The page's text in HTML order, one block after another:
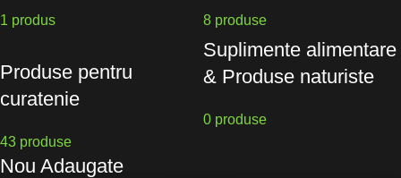
1 produs 8 produse
Produse pentru
curatenie
43 produse
Suplimente alimentare
& Produse naturiste
0 produse
Nou Adaugate